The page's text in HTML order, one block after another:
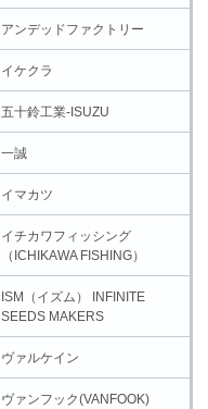
アンデッドファクトリー
イケクラ
五十鈴工業-ISUZU
一誠
イマカツ
イチカワフィッシング
（ICHIKAWA FISHING）
ISM（イズム） INFINITE
SEEDS MAKERS
ヴァルケイン
ヴァンフック(VANFOOK)